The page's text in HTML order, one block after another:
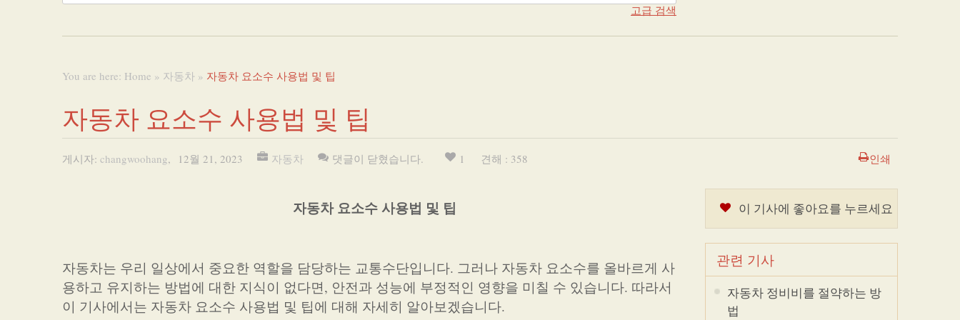
고급 검색
You are here: Home » 자동차 » 자동차 요소수 사용법 및 팁
자동차 요소수 사용법 및 팁
게시자: changwoohang, 12월 21, 2023 자동차 댓글이 닫혔습니다. 1 견해 : 358 인쇄
자동차 요소수 사용법 및 팁
자동차는 우리 일상에서 중요한 역할을 담당하는 교통수단입니다. 그러나 자동차 요소수를 올바르게 사
용하고 유지하는 방법에 대한 지식이 없다면, 안전과 성능에 부정적인 영향을 미칠 수 있습니다. 따라서
이 기사에서는 자동차 요소수 사용법 및 팁에 대해 자세히 알아보겠습니다.
이 기사에 좋아요를 누르세요
관련 기사
자동차 정비비를 절약하는 방
법